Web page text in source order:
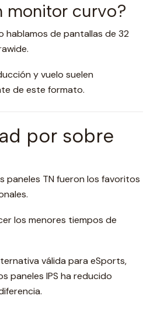
monitor curvo?
hablamos de pantallas de 32
y vuelo suelen
de este formato.
por sobre
paneles TN fueron los favoritos
los menores tiempos de
válida para eSports,
paneles IPS ha reducido